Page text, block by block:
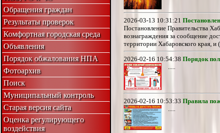
Обращения граждан
Результаты проверок
Комфортная городская среда
Объявления
Порядок обжалования НПА
Фотоархив
Поиск
Муниципальный контроль
Старая версия сайта
Оценка регулирующего
воздействия
2026-03-13 10:31:21
Постановление Правительства
вознаграждения за сообщение
территории Хабаровского края,
2026-02-16 10:54:38 Порядок
2026-02-16 10:53:33 Правила